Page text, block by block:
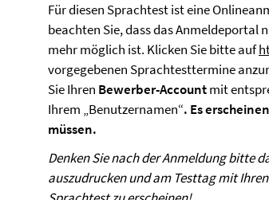
Für diesen Sprachtest ist eine
beachten Sie, dass das Anmeldeportal
mehr möglich ist. Klicken Sie bitte auf
vorgegebenen Sprachtesttermine
Sie Ihren Bewerber-Accountmit
Ihrem „Benutzernamen“. Es
müssen.
Denken Sie nach der Anmeldung bitte
auszudrucken und am Testtag mit